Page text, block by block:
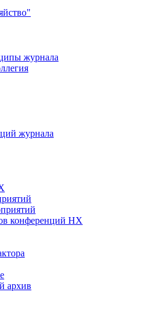
журнала
журнала
конференций НХ
архив